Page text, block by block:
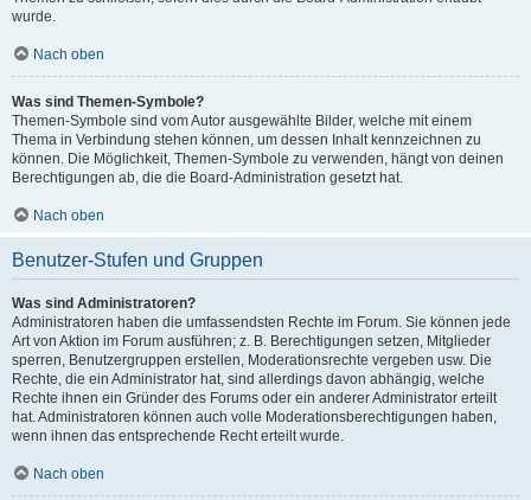
wurde.
Nach oben
Was sind Themen-Symbole?
Themen-Symbole sind vom Autor ausgewählte Bilder, welche mit einem
Thema in Verbindung stehen können, um dessen Inhalt kennzeichnen zu
können. Die Möglichkeit, Themen-Symbole zu verwenden, hängt von deinen
Berechtigungen ab, die die Board-Administration gesetzt hat.
Nach oben
Benutzer-Stufen und Gruppen
Was sind Administratoren?
Administratoren haben die umfassendsten Rechte im Forum. Sie können jede
Art von Aktion im Forum ausführen; z. B. Berechtigungen setzen, Mitglieder
sperren, Benutzergruppen erstellen, Moderationsrechte vergeben usw. Die
Rechte, die ein Administrator hat, sind allerdings davon abhängig, welche
Rechte ihnen ein Gründer des Forums oder ein anderer Administrator erteilt
hat. Administratoren können auch volle Moderationsberechtigungen haben,
wenn ihnen das entsprechende Recht erteilt wurde.
Nach oben